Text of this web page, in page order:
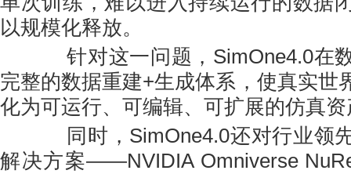
以规模化释放。
针对这一问题，SimOne4.0在
完整的数据重建+生成体系，使真实世
化为可运行、可编辑、可扩展的仿真资
同时，SimOne4.0还对行业领
解决方案——NVIDIA Omniverse